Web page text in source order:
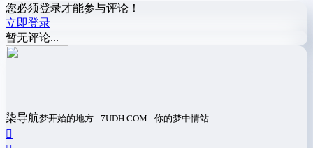
您必须登录才能参与评论！
立即登录
暂无评论...
柒导航梦开始的地方 - 7UDH.COM - 你的梦中情站